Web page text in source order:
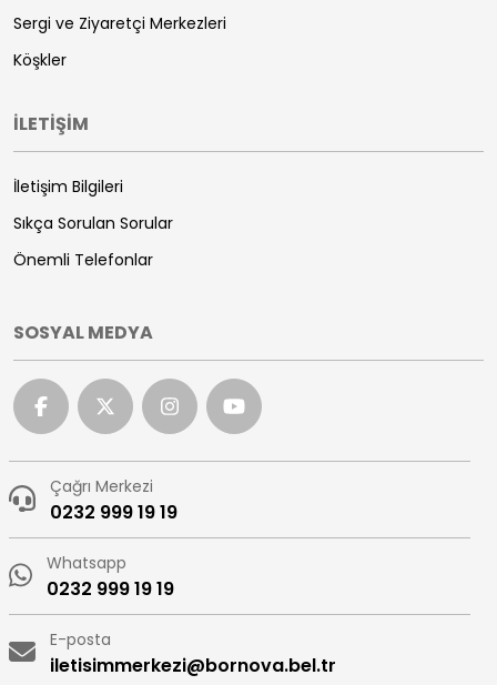
Sergi ve Ziyaretçi Merkezleri
Köşkler
İLETİŞİM
İletişim Bilgileri
Sıkça Sorulan Sorular
Önemli Telefonlar
SOSYAL MEDYA
Çağrı Merkezi
0232 999 19 19
Whatsapp
0232 999 19 19
E-posta
iletisimmerkezi@bornova.bel.tr